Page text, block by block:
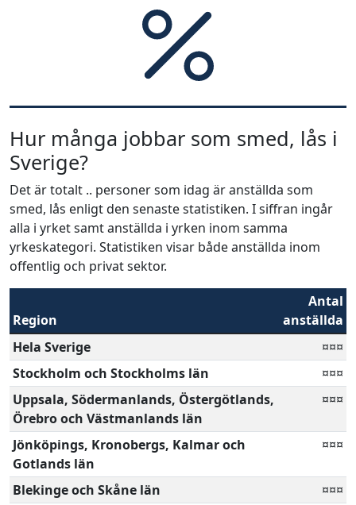
Hur många jobbar som smed, lås i
Sverige?
Det är totalt .. personer som idag är anställda som
smed, lås enligt den senaste statistiken. I siffran ingår
alla i yrket samt anställda i yrken inom samma
yrkeskategori. Statistiken visar både anställda inom
offentlig och privat sektor.
Region
Antal
anställda
Hela Sverige
¤¤¤
Stockholm och Stockholms län
¤¤¤
Uppsala, Södermanlands, Östergötlands,
Örebro och Västmanlands län
¤¤¤
Jönköpings, Kronobergs, Kalmar och
Gotlands län
¤¤¤
Blekinge och Skåne län
¤¤¤